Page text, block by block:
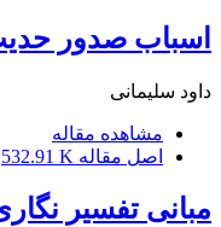
اسباب صدور
داود سلیمانی
مشاهده مقاله
اصل مقاله 532.91 K
مبانی تفسیر